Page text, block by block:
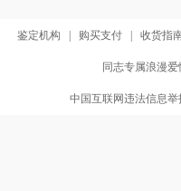
鉴定机构 购买支付 收货指
同志专属浪漫
中国互联网违法信息